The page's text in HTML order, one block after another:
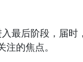
最后阶段，届
的焦点。